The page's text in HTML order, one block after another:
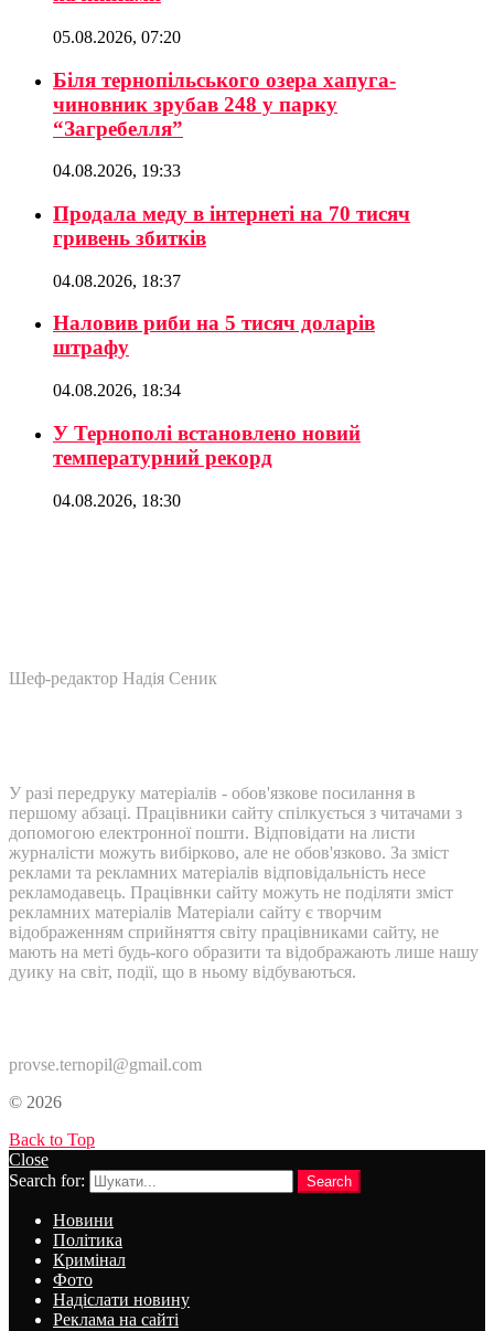
05.08.2026, 07:20
Біля тернопільського озера хапуга-
чиновник зрубав 248 у парку
“Загребелля”
04.08.2026, 19:33
Продала меду в інтернеті на 70 тисяч
гривень збитків
04.08.2026, 18:37
Наловив риби на 5 тисяч доларів
штрафу
04.08.2026, 18:34
У Тернополі встановлено новий
температурний рекорд
04.08.2026, 18:30
Шеф-редактор Надія Сеник
У разі передруку матеріалів - обов'язкове посилання в
першому абзаці. Працівники сайту спілкується з читачами з
допомогою електронної пошти. Відповідати на листи
журналісти можуть вибірково, але не обов'язково. За зміст
реклами та рекламних матеріалів відповідальність несе
рекламодавець. Працівнки сайту можуть не поділяти зміст
рекламних матеріалів Матеріали сайту є творчим
відображенням сприйняття світу працівниками сайту, не
мають на меті будь-кого образити та відображають лише нашу
дуику на світ, події, що в ньому відбуваються.
provse.ternopil@gmail.com
© 2026
Back to Top
Close
Search for:
Search
Новини
Політика
Кримінал
Фото
Надіслати новину
Реклама на сайті